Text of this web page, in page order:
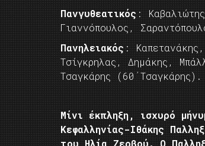
Πανγυθεατικός :
Γιαννόπουλος,
Πανηλειακός :
Τσίγκρηλας, Δημάκης,
Τσαγκάρης (60΄Τσαγκάρης).
Μίνι έκπληξη, ισχυρό
Κεφαλληνίας-Ιθάκης
του Ηλία Ζερβού. Ο